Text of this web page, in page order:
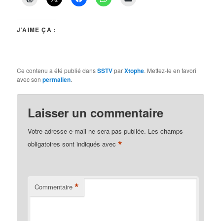
J’AIME ÇA :
Ce contenu a été publié dansSSTVparXtophe. Mettez-le en favori
avec sonpermalien.
Laisser un commentaire
Votre adresse e-mail ne sera pas publiée. Les champs
obligatoires sont indiqués avec*
Commentaire *